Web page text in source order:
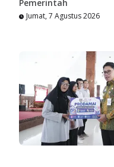
Pemerintah
Jumat, 7 Agustus 2026